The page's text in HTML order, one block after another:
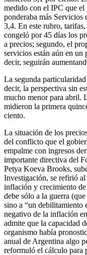
medido con el IPC que el
ponderaba más Servicios
3,4. En este rubro,
congeló por 45 días los
a precios; segundo, el
servicios están aún en un
decir, seguirán
La segunda
decir, la perspectiva sin
mucho menor para abril.
midieron la primera
ciento.
La situación de los
del conflicto que el
empalme con ingresos
importante directiva del
Petya Koeva Brooks,
Investigación, se refirió
inflación y crecimiento
debe sólo a la guerra
sino a “un debilitamiento
negativo de la inflación
admite que la capacidad
organismo había
anual de Argentina algo
reformuló el cálculo para